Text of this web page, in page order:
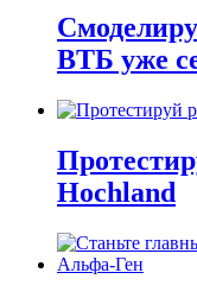
ВТБ уже
Hochland